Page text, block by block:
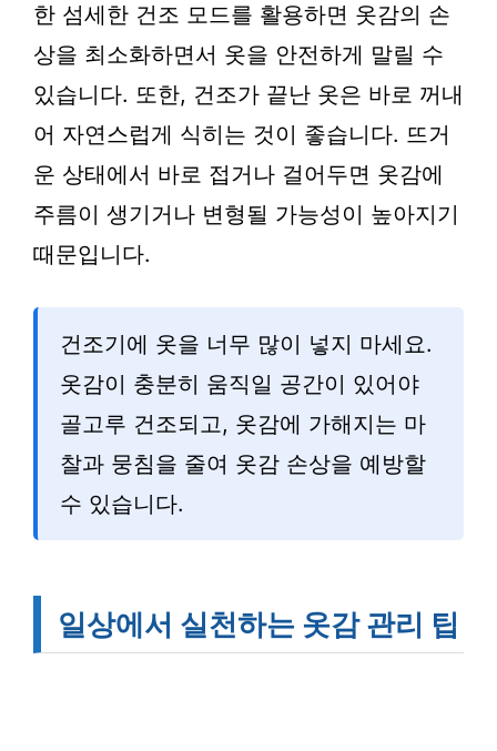
한 섬세한 건조 모드를 활용하면 옷감의 손
상을 최소화하면서 옷을 안전하게 말릴 수
있습니다. 또한, 건조가 끝난 옷은 바로 꺼내
어 자연스럽게 식히는 것이 좋습니다. 뜨거
운 상태에서 바로 접거나 걸어두면 옷감에
주름이 생기거나 변형될 가능성이 높아지기
때문입니다.
건조기에 옷을 너무 많이 넣지 마세요.
옷감이 충분히 움직일 공간이 있어야
골고루 건조되고, 옷감에 가해지는 마
찰과 뭉침을 줄여 옷감 손상을 예방할
수 있습니다.
일상에서 실천하는 옷감 관리 팁